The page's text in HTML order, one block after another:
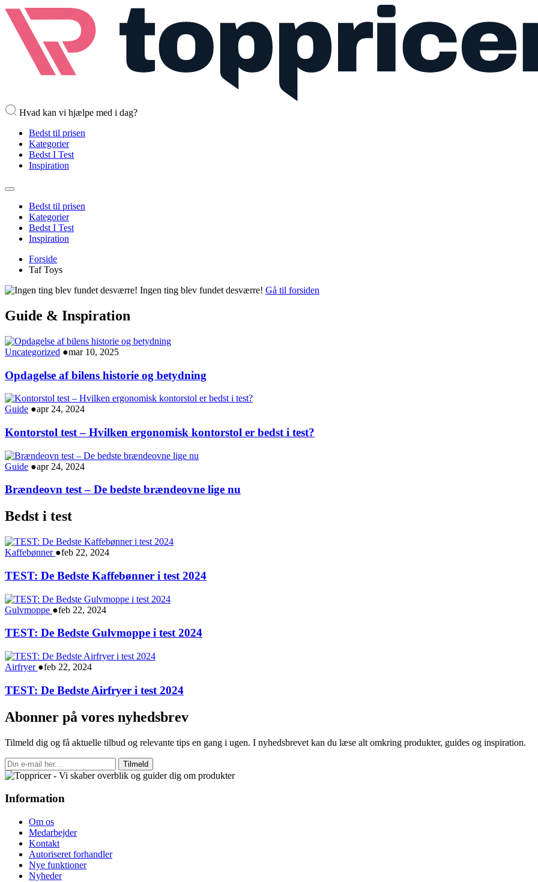
Hvad kan vi hjælpe med i dag?
Bedst til prisen
Kategorier
Bedst I Test
Inspiration
Bedst til prisen
Kategorier
Bedst I Test
Inspiration
Forside
Taf Toys
Ingen ting blev fundet desværre! Gå til forsiden
Guide & Inspiration
Uncategorized ●mar 10, 2025
Opdagelse af bilens historie og betydning
Guide ●apr 24, 2024
Kontorstol test – Hvilken ergonomisk kontorstol er bedst i test?
Guide ●apr 24, 2024
Brændeovn test – De bedste brændeovne lige nu
Bedst i test
Kaffebønner ●feb 22, 2024
TEST: De Bedste Kaffebønner i test 2024
Gulvmoppe ●feb 22, 2024
TEST: De Bedste Gulvmoppe i test 2024
Airfryer ●feb 22, 2024
TEST: De Bedste Airfryer i test 2024
Abonner på vores nyhedsbrev
Tilmeld dig og få aktuelle tilbud og relevante tips en gang i ugen. I nyhedsbrevet kan du læse alt omkring produkter, guides og inspiration.
Tilmeld
Information
Om os
Medarbejder
Kontakt
Autoriseret forhandler
Nye funktioner
Nyheder